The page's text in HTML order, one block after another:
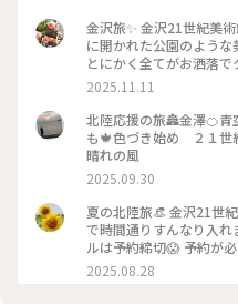
金沢旅✨ 金沢21世紀美
に開かれた公園のような
とにかく全てがお洒落
2 文字の可能性』を鑑
の表現に 焦点を当てて
書、陶芸、映像など 様
す。 文字に関して多角
う見方もあるんだ！と と
『SIDE CORE Living
るための場所』も鑑賞。
展覧会で、 「道」や「
ャーの視点から 「異な
の場所」を 美術館の中
様々な角度から道や移動
っても面白かったです
2025.11.11
北陸応援の旅🏯金澤🍊
も🍁色づき始め ２１世
晴れの風
2025.09.30
夏の北陸旅👒 金沢21世紀美術館🎨‎ チケット事前予約のおかげ
で時間通りすんなり入
ルは予約締切😱 予約が
カリ💧 そうですよね、
ため、屋外でプールを
2025.08.28